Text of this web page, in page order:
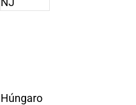
Húngaro